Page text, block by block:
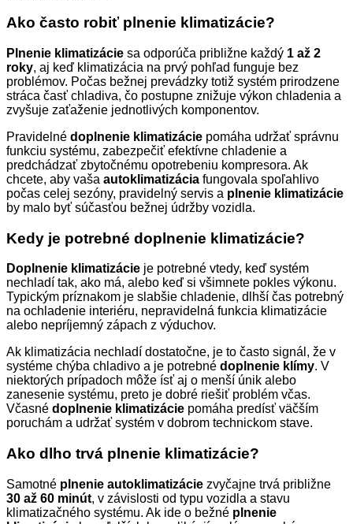
Ako často robiť plnenie klimatizácie?
Plnenie klimatizácie sa odporúča približne každý 1 až 2
roky, aj keď klimatizácia na prvý pohľad funguje bez
problémov. Počas bežnej prevádzky totiž systém prirodzene
stráca časť chladiva, čo postupne znižuje výkon chladenia a
zvyšuje zaťaženie jednotlivých komponentov.
Pravidelné doplnenie klimatizácie pomáha udržať správnu
funkciu systému, zabezpečiť efektívne chladenie a
predchádzať zbytočnému opotrebeniu kompresora. Ak
chcete, aby vaša autoklimatizácia fungovala spoľahlivo
počas celej sezóny, pravidelný servis a plnenie klimatizácie
by malo byť súčasťou bežnej údržby vozidla.
Kedy je potrebné doplnenie klimatizácie?
Doplnenie klimatizácie je potrebné vtedy, keď systém
nechladí tak, ako má, alebo keď si všimnete pokles výkonu.
Typickým príznakom je slabšie chladenie, dlhší čas potrebný
na ochladenie interiéru, nepravidelná funkcia klimatizácie
alebo nepríjemný zápach z výduchov.
Ak klimatizácia nechladí dostatočne, je to často signál, že v
systéme chýba chladivo a je potrebné doplnenie klímy. V
niektorých prípadoch môže ísť aj o menší únik alebo
zanesenie systému, preto je dobré riešiť problém včas.
Včasné doplnenie klimatizácie pomáha predísť väčším
poruchám a udržať systém v dobrom technickom stave.
Ako dlho trvá plnenie klimatizácie?
Samotné plnenie autoklimatizácie zvyčajne trvá približne
30 až 60 minút, v závislosti od typu vozidla a stavu
klimatizačného systému. Ak ide o bežné plnenie